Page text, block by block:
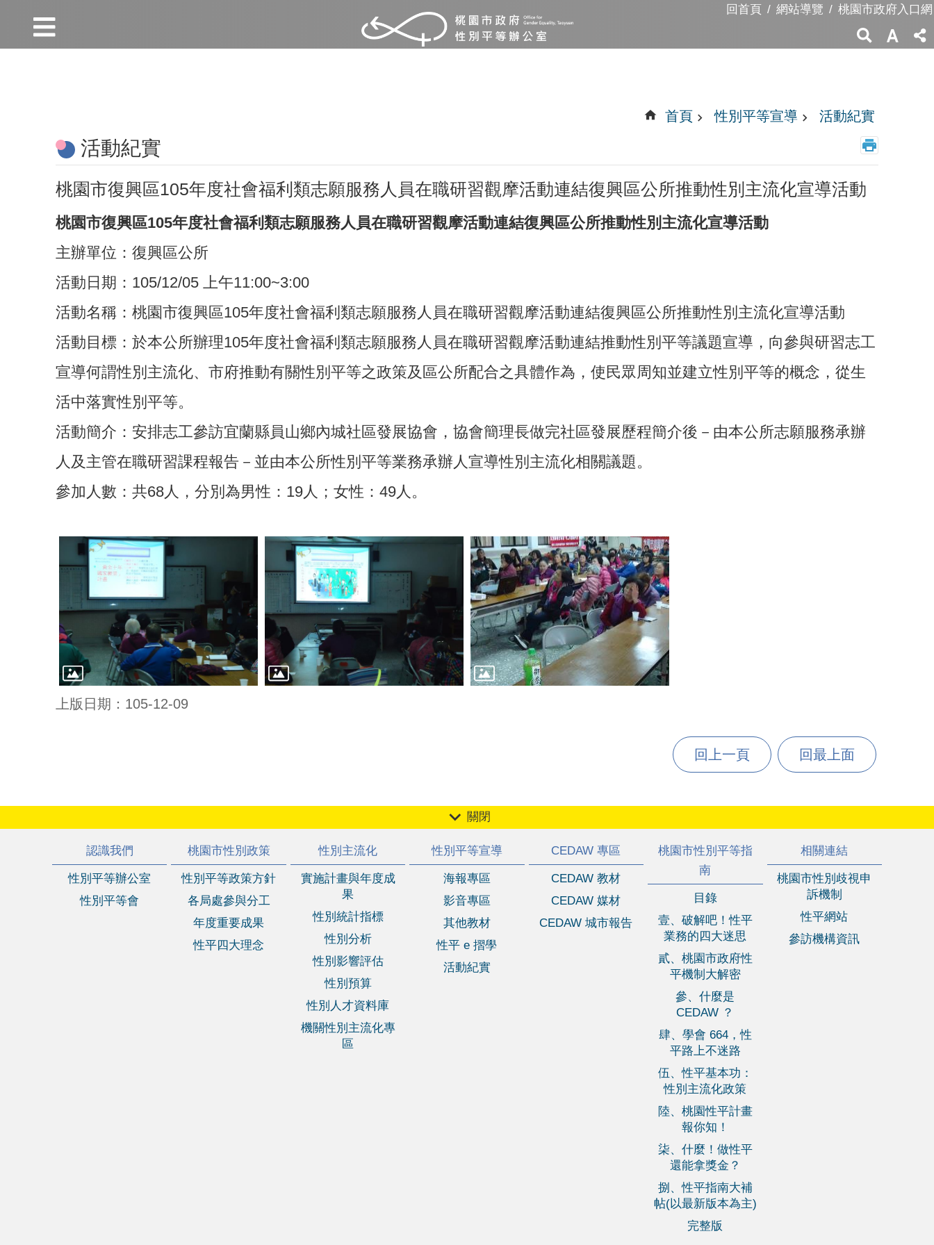
回首頁 網站導覽 桃園市政府入口網
首頁 性別平等宣導 活動紀實
活動紀實
桃園市復興區105年度社會福利類志願服務人員在職研習觀摩活動連結復興區公所推動性別主流化宣導活動
桃園市復興區105年度社會福利類志願服務人員在職研習觀摩活動連結復興區公所推動性別主流化宣導活動
主辦單位：復興區公所
活動日期：105/12/05 上午11:00~3:00
活動名稱：桃園市復興區105年度社會福利類志願服務人員在職研習觀摩活動連結復興區公所推動性別主流化宣導活動
活動目標：於本公所辦理105年度社會福利類志願服務人員在職研習觀摩活動連結推動性別平等議題宣導，向參與研習志工
宣導何謂性別主流化、市府推動有關性別平等之政策及區公所配合之具體作為，使民眾周知並建立性別平等的概念，從生
活中落實性別平等。
活動簡介：安排志工參訪宜蘭縣員山鄉內城社區發展協會，協會簡理長做完社區發展歷程簡介後－由本公所志願服務承辦
人及主管在職研習課程報告－並由本公所性別平等業務承辦人宣導性別主流化相關議題。
參加人數：共68人，分別為男性：19人；女性：49人。
上版日期：105-12-09
回上一頁 回最上面
關閉
認識我們
性別平等辦公室
性別平等會
桃園市性別政策
性別平等政策方針
各局處參與分工
年度重要成果
性平四大理念
性別主流化
實施計畫與年度成
果
性別統計指標
性別分析
性別影響評估
性別預算
性別人才資料庫
機關性別主流化專
區
性別平等宣導
海報專區
影音專區
其他教材
性平 e 摺學
活動紀實
CEDAW 專區
CEDAW 教材
CEDAW 媒材
CEDAW 城市報告
桃園市性別平等指
南
目錄
壹、破解吧！性平
業務的四大迷思
貳、桃園市政府性
平機制大解密
參、什麼是
CEDAW ？
肆、學會 664，性
平路上不迷路
伍、性平基本功：
性別主流化政策
陸、桃園性平計畫
報你知！
柒、什麼！做性平
還能拿獎金？
捌、性平指南大補
帖(以最新版本為主)
完整版
相關連結
桃園市性別歧視申
訴機制
性平網站
參訪機構資訊